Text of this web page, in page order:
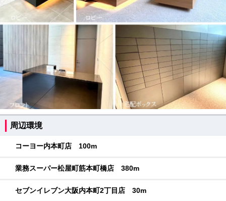
周辺環境
コーヨー内本町店 100m
業務スーパー松屋町筋本町橋店 380m
セブンイレブン大阪内本町2丁目店 30m